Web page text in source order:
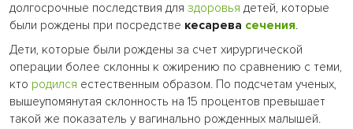
долгосрочные последствия для здоровья детей, которые
были рождены при посредстве кесарева сечения.
Дети, которые были рождены за счет хирургической
операции более склонны к ожирению по сравнению с теми,
кто родился естественным образом. По подсчетам ученых,
вышеупомянутая склонность на 15 процентов превышает
такой же показатель у вагинально рожденных малышей.